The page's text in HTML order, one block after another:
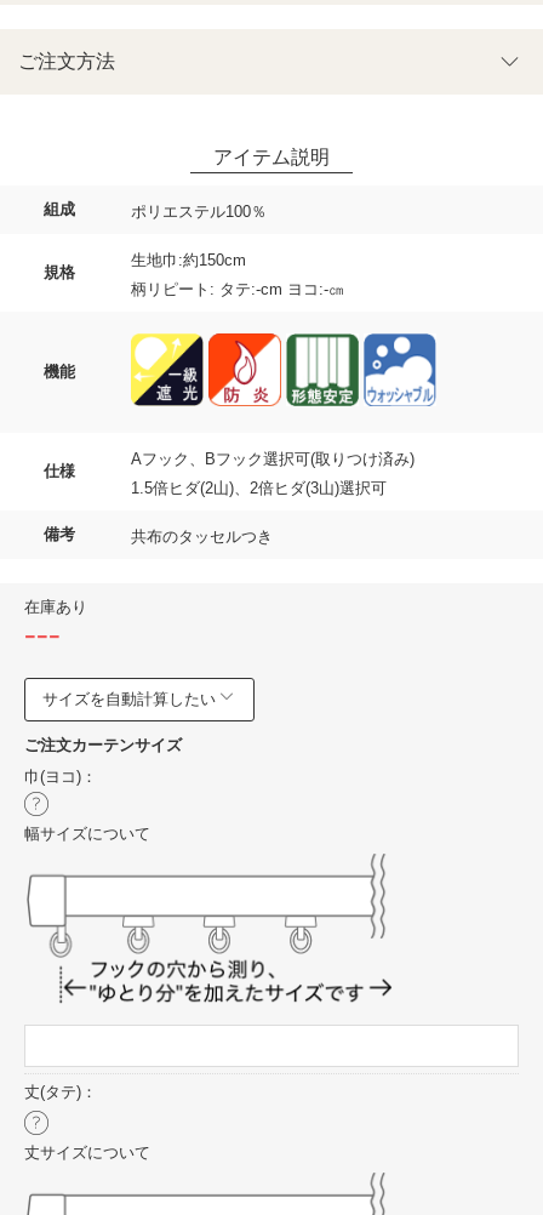
組成 ポリエステル100％
規格
生地巾:約150cm
柄リピート: タテ:-cm ヨコ:-㎝
機能
仕様
Aフック、Bフック選択可(取りつけ済み)
1.5倍ヒダ(2山)、2倍ヒダ(3山)選択可
備考 共布のタッセルつき
在庫あり
---
サイズを自動計算したい
ご注文カーテンサイズ
巾(ヨコ)：
幅サイズについて
丈(タテ)：
丈サイズについて
ご注文方法